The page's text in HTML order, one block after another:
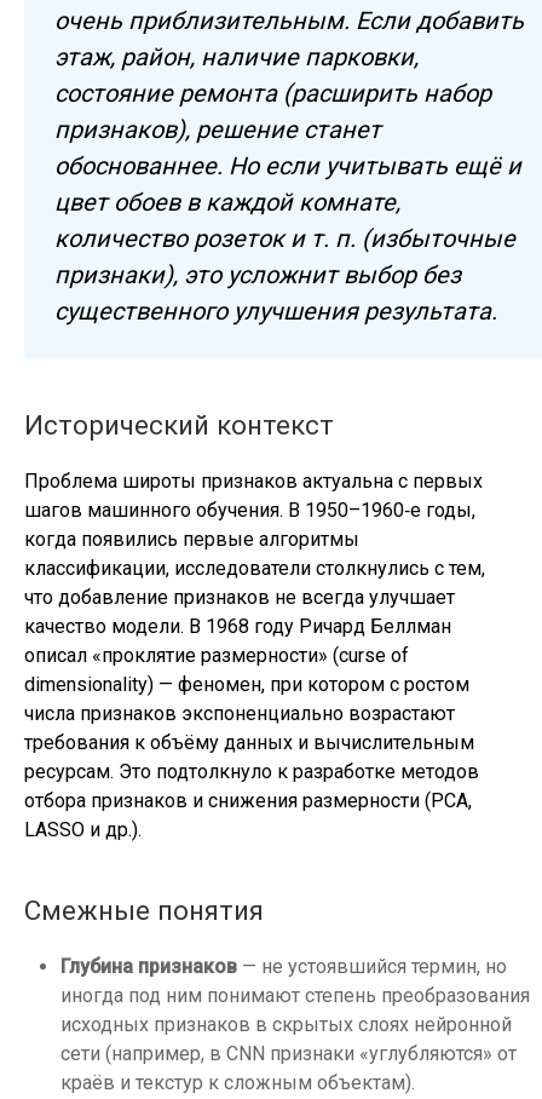
очень приблизительным. Если добавить
этаж, район, наличие парковки,
состояние ремонта (расширить набор
признаков), решение станет
обоснованнее. Но если учитывать ещё и
цвет обоев в каждой комнате,
количество розеток и т. п. (избыточные
признаки), это усложнит выбор без
существенного улучшения результата.
Исторический контекст
Проблема широты признаков актуальна с первых
шагов машинного обучения. В 1950–1960‑е годы,
когда появились первые алгоритмы
классификации, исследователи столкнулись с тем,
что добавление признаков не всегда улучшает
качество модели. В 1968 году Ричард Беллман
описал «проклятие размерности» (curse of
dimensionality) — феномен, при котором с ростом
числа признаков экспоненциально возрастают
требования к объёму данных и вычислительным
ресурсам. Это подтолкнуло к разработке методов
отбора признаков и снижения размерности (PCA,
LASSO и др.).
Смежные понятия
Глубина признаков — не устоявшийся термин, но
иногда под ним понимают степень преобразования
исходных признаков в скрытых слоях нейронной
сети (например, в CNN признаки «углубляются» от
краёв и текстур к сложным объектам).